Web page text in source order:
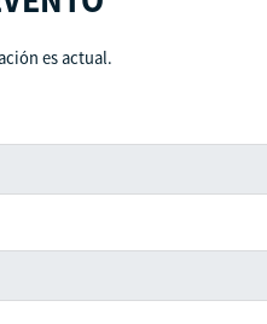
es actual.